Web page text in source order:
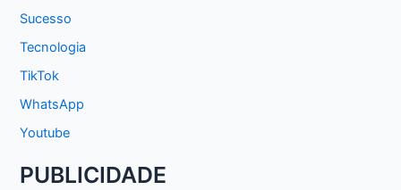
Sucesso
Tecnologia
TikTok
WhatsApp
Youtube
PUBLICIDADE